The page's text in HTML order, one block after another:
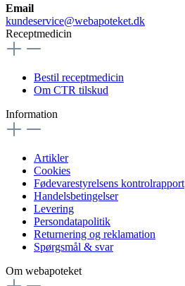
Email
kundeservice@webapoteket.dk
Receptmedicin
Bestil receptmedicin
Om CTR tilskud
Information
Artikler
Cookies
Fødevarestyrelsens kontrolrapport
Handelsbetingelser
Levering
Persondatapolitik
Returnering og reklamation
Spørgsmål & svar
Om webapoteket